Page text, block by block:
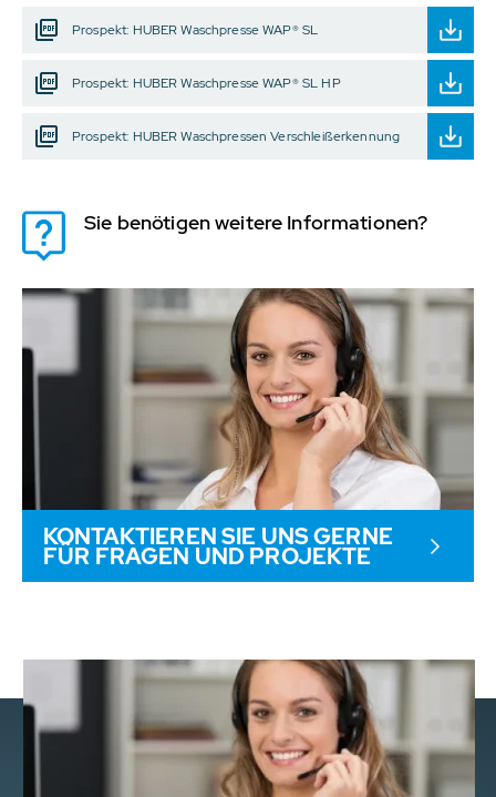
Prospekt: HUBER Waschpresse WAP® SL
Prospekt: HUBER Waschpresse WAP® SL HP
Prospekt: HUBER Waschpressen Verschleißerkennung
Sie benötigen weitere Informationen?
KONTAKTIEREN SIE UNS GERNE
FÜR FRAGEN UND PROJEKTE